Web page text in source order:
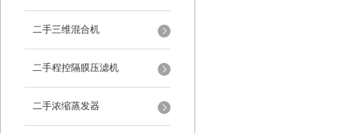
二手三维混合机
二手程控隔膜压滤机
二手浓缩蒸发器